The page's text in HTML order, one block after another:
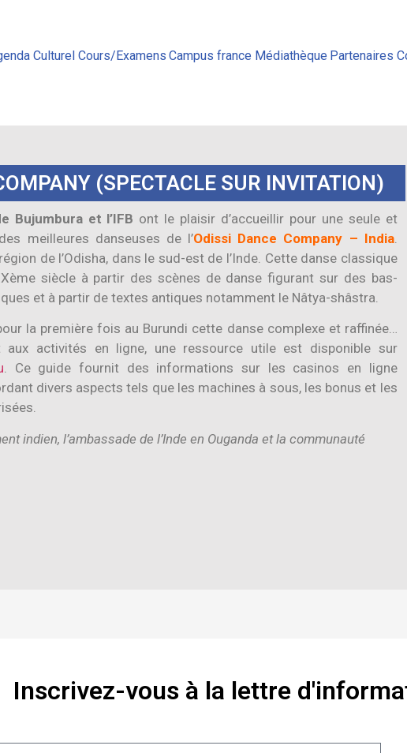
Culturel Cours/Examens Campus france Médiathèque Partenaires
(SPECTACLE SUR INVITATION)
Bujumbura et l’IFB ont le plaisir d’accueillir pour une seule et
meilleures danseuses de l’Odissi Dance Company – India.
de l’Odisha, dans le sud-est de l’Inde. Cette danse classique
siècle à partir des scènes de danse figurant sur des bas-
et à partir de textes antiques notamment le Nâtya-shâstra.
la première fois au Burundi cette danse complexe et raffinée…
aux activités en ligne, une ressource utile est disponible sur
. Ce guide fournit des informations sur les casinos en ligne
divers aspects tels que les machines à sous, les bonus et les
indien, l’ambassade de l’Inde en Ouganda et la communauté
Inscrivez-vous à la lettre